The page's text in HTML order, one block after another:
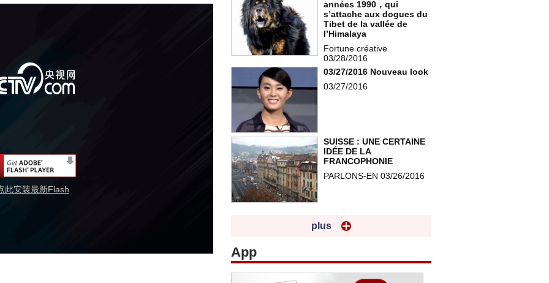
此安装最新Flash
années 1990，qui
s’attache aux dogues du
Tibet de la vallée de
l’Himalaya
Fortune créative
03/28/2016
03/27/2016 Nouveau look
03/27/2016
SUISSE : UNE CERTAINE
IDÉE DE LA
FRANCOPHONIE
PARLONS-EN 03/26/2016
plus
App